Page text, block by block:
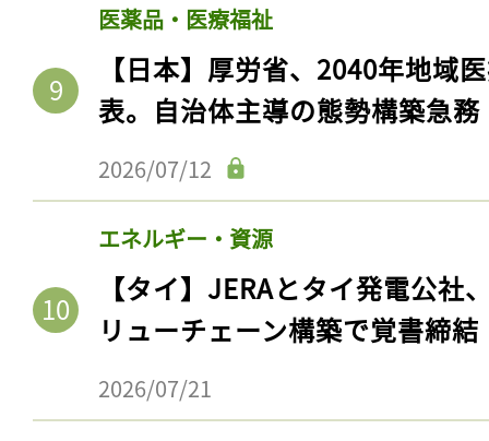
医薬品・医療福祉
【日本】厚労省、2040年地域
表。自治体主導の態勢構築急務
2026/07/12
エネルギー・資源
【タイ】JERAとタイ発電公社
リューチェーン構築で覚書締結
2026/07/21